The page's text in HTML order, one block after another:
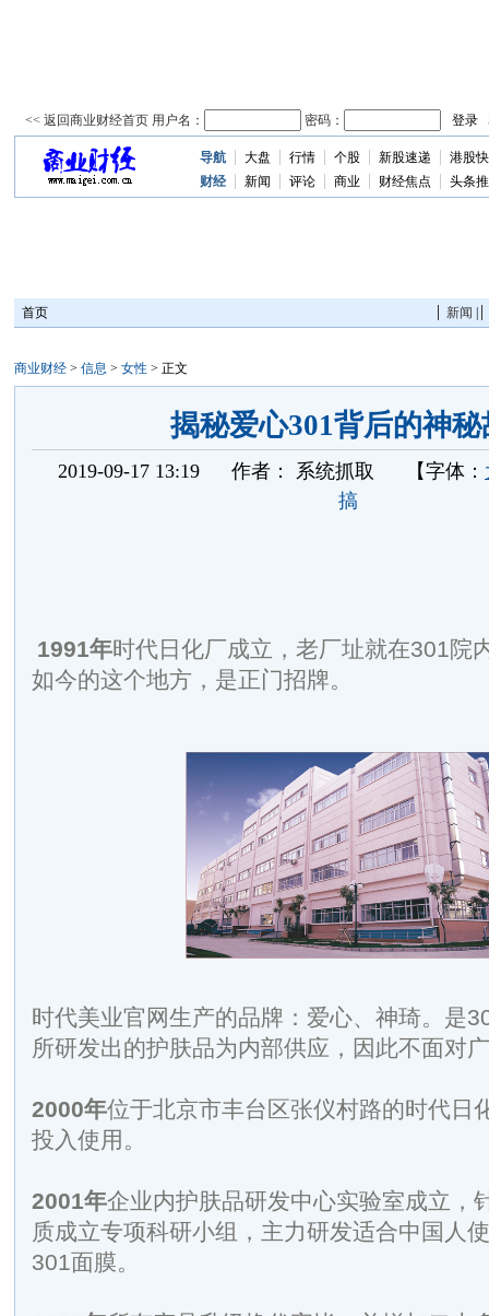
导航 大盘 行情 个股 新股速递
港股
财经
新闻 评论 商业 财经焦点 头条
首页 新闻
商业财经> 信息 > 女性> 正文
揭秘爱心301背后的神秘
2019-09-17 13:19 作者： 系统抓取 【字体：
搞
1991年时代日化厂成立，老厂址就在301院
如今的这个地方，是正门招牌。
时代美业官网生产的品牌：爱心、神琦。是
所研发出的护肤品为内部供应，因此不面对
2000年位于北京市丰台区张仪村路的时代日
投入使用。
2001年企业内护肤品研发中心实验室成立，
质成立专项科研小组，主力研发适合中国人
301面膜。